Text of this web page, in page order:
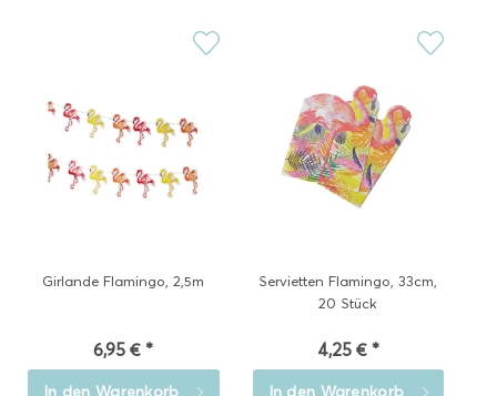
Girlande Flamingo, 2,5m
6,95 € *
In den Warenkorb
Servietten Flamingo, 33cm,
20 Stück
4,25 € *
In den Warenkorb